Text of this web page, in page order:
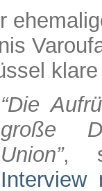
“Die
große
Union”,
Interview